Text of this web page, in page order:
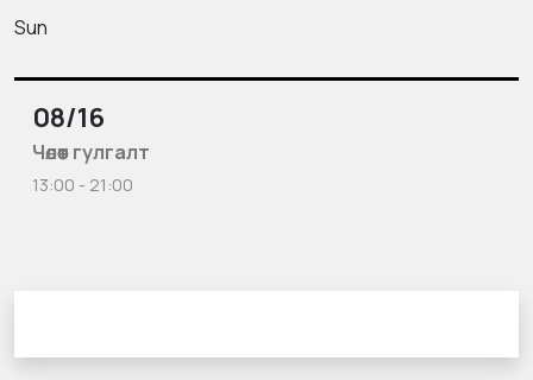
Sun
08/16
Чөлөөт гулгалт
13:00 - 21:00